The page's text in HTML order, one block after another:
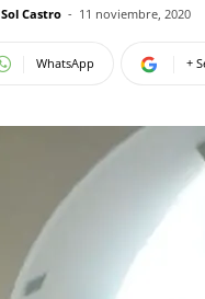
Sol Castro - 11 noviembre, 2020
WhatsApp +